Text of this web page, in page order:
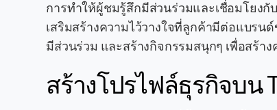
การทำให้ผู้ชมรู้สึกมีส่วนร่วมและเชื่อมโยง
เสริมสร้างความไว้วางใจที่ลูกค้ามีต่อแบรน
มีส่วนร่วม และสร้างกิจกรรมสนุกๆ เพื่อสร้
สร้างโปรไฟล์ธุรกิจบน